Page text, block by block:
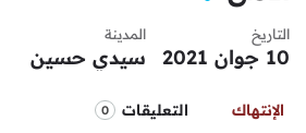
التاريخ
10 جوان 2021
المدينة
سيدي حسين
الإنتهاك التعليقات 0